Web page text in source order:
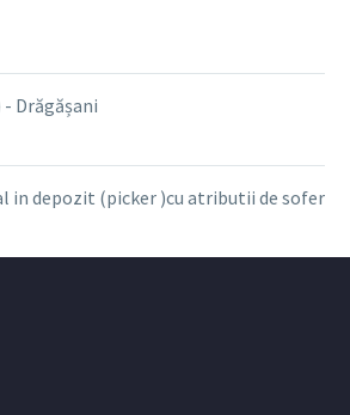
Drăgășani
in depozit (picker )cu atributii de sofer